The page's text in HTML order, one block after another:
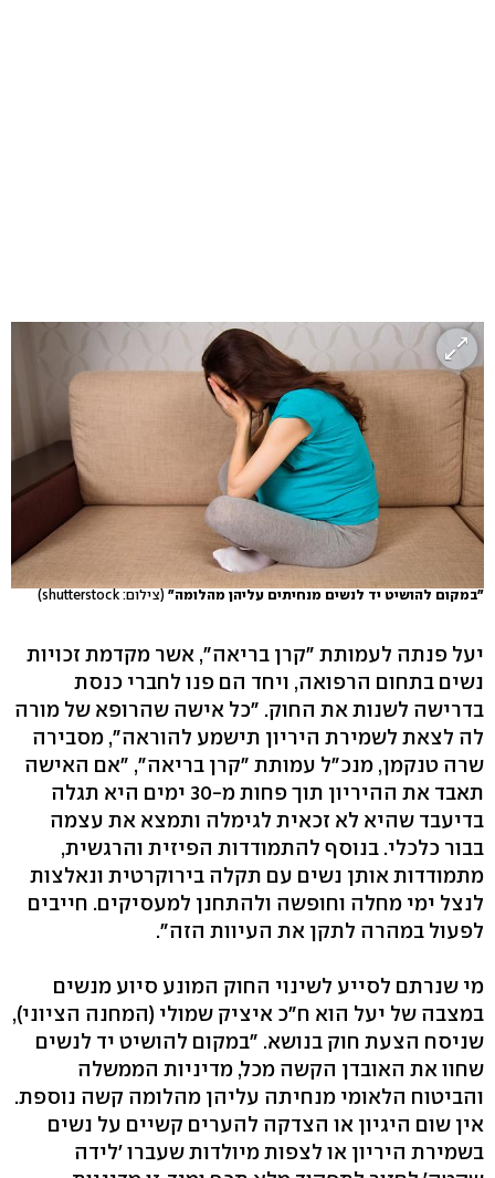
"במקום להושיט יד לנשים מנחיתים עליהן מהלומה"(צילום: shutterstock)
יעל פנתה לעמותת "קרן בריאה", אשר מקדמת זכויות
נשים בתחום הרפואה, ויחד הם פנו לחברי כנסת
בדרישה לשנות את החוק. "כל אישה שהרופא של מורה
לה לצאת לשמירת היריון תישמע להוראה", מסבירה
שרה טנקמן, מנכ"ל עמותת "קרן בריאה", "אם האישה
תאבד את ההיריון תוך פחות מ-30 ימים היא תגלה
בדיעבד שהיא לא זכאית לגימלה ותמצא את עצמה
בבור כלכלי. בנוסף להתמודדות הפיזית והרגשית,
מתמודדות אותן נשים עם תקלה בירוקרטית ונאלצות
לנצל ימי מחלה וחופשה ולהתחנן למעסיקים. חייבים
לפעול במהרה לתקן את העיוות הזה".
מי שנרתם לסייע לשינוי החוק המונע סיוע מנשים
במצבה של יעל הוא ח"כ איציק שמולי (המחנה הציוני),
שניסח הצעת חוק בנושא. "במקום להושיט יד לנשים
שחוו את האובדן הקשה מכל, מדיניות הממשלה
והביטוח הלאומי מנחיתה עליהן מהלומה קשה נוספת.
אין שום היגיון או הצדקה להערים קשיים על נשים
בשמירת היריון או לצפות מיולדות שעברו 'לידה